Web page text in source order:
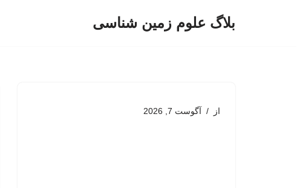
بلاگ علوم زمین شناسی
از آگوست 7, 2026